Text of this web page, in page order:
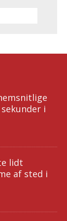
i
lidt
af sted i